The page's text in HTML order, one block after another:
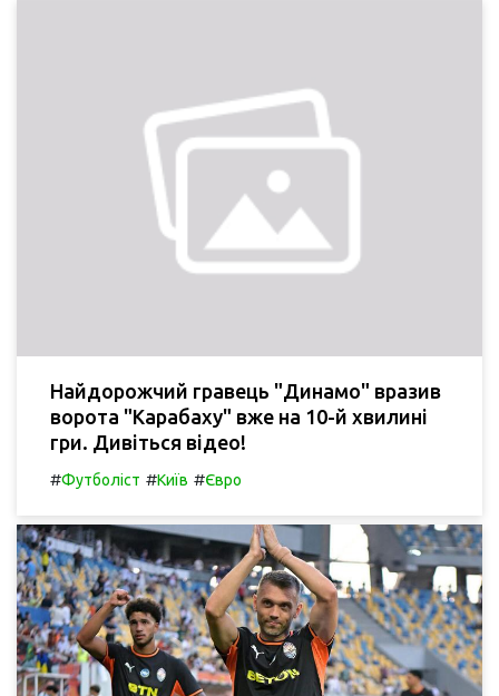
Найдорожчий гравець "Динамо" вразив
ворота "Карабаху" вже на 10-й хвилині
гри. Дивіться відео!
#Футболіст #Київ #Євро